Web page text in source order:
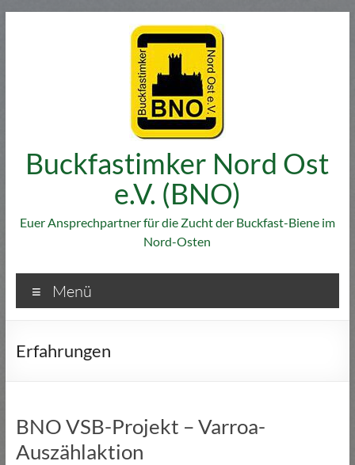
Buckfastimker Nord Ost
e.V. (BNO)
Euer Ansprechpartner für die Zucht der Buckfast-Biene im
Nord-Osten
Menü
Erfahrungen
BNO VSB-Projekt – Varroa-
Auszählaktion